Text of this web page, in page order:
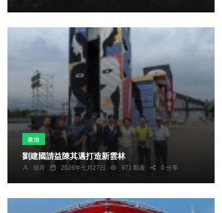
政治
劉建國請益陳其邁打造新雲林
胡月 2026年七月27日 971 觀看 0 分享